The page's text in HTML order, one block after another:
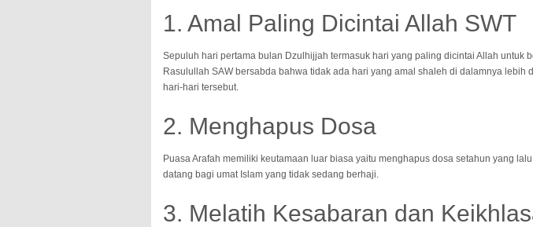
1. Amal Paling Dicintai Allah SWT
Sepuluh hari pertama bulan Dzulhijjah termasuk hari yang paling dicintai Allah untuk
Rasulullah SAW bersabda bahwa tidak ada hari yang amal shaleh di dalamnya lebih
hari-hari tersebut.
2. Menghapus Dosa
Puasa Arafah memiliki keutamaan luar biasa yaitu menghapus dosa setahun yang
datang bagi umat Islam yang tidak sedang berhaji.
3. Melatih Kesabaran dan